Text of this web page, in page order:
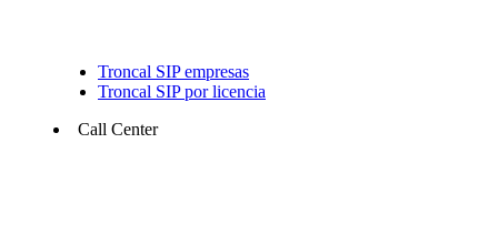
Troncal SIP empresas
Troncal SIP por licencia
Call Center